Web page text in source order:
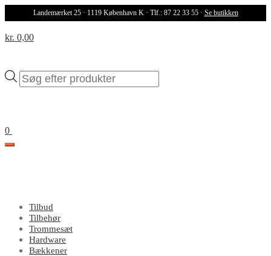
Landemærket 25 · 1119 København K · Tlf.: 87 22 33 55 · Se butikken
Products
search
kr. 0,00
0
Tilbud
Tilbehør
Trommesæt
Hardware
Bækkener